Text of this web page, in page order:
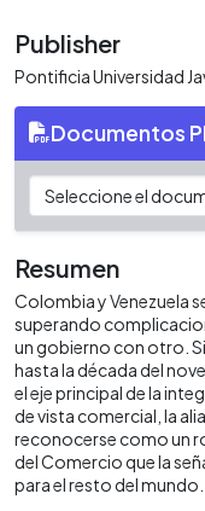
Publisher
Pontificia Universidad
Documentos
Resumen
Colombia y Venezuela
superando
un gobierno con otro.
hasta la década del
el eje principal de la
de vista comercial, la
reconocerse como un
del Comercio que la
para el resto del mundo.